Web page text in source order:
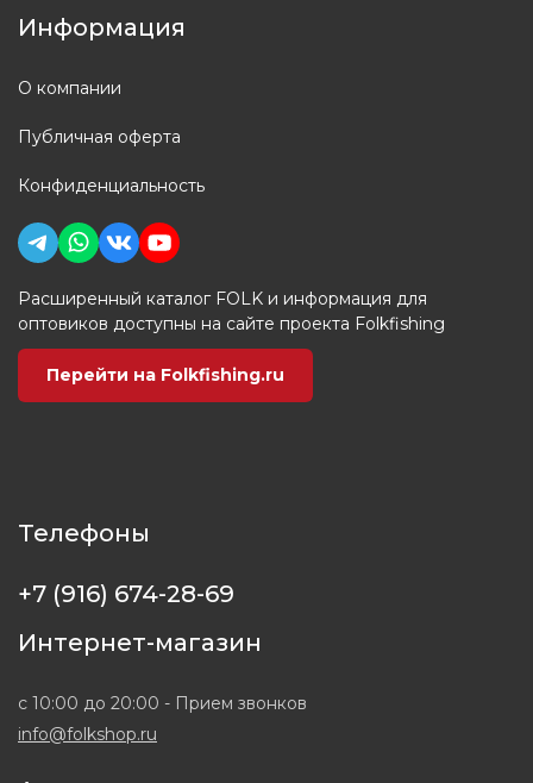
Информация
О компании
Публичная оферта
Конфиденциальность
Расширенный каталог FOLK и информация для
оптовиков доступны на сайте проекта Folkfishing
Перейти на Folkfishing.ru
Телефоны
+7 (916) 674-28-69
Интернет-магазин
с 10:00 до 20:00 - Прием звонков
info@folkshop.ru